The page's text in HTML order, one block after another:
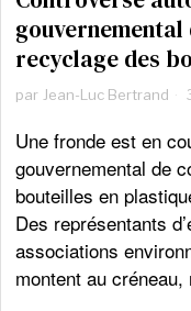
recyclage des
par Jean-Luc Bertrand
Une fronde est en
gouvernemental de
bouteilles en
Des représentants
associations
montent au